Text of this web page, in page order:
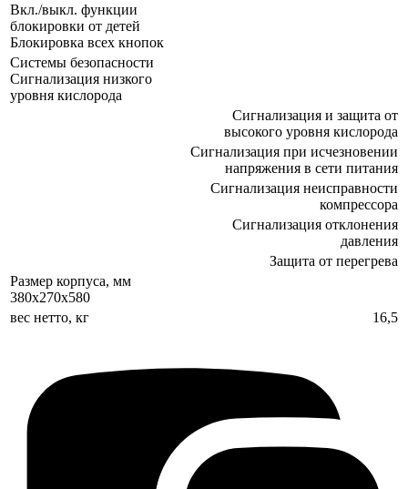
Вкл./выкл. функции
блокировки от детей
Блокировка всех кнопок
Системы безопасности
Сигнализация низкого
уровня кислорода
Сигнализация и защита от
высокого уровня кислорода
Сигнализация при исчезновении
напряжения в сети питания
Сигнализация неисправности
компрессора
Сигнализация отклонения
давления
Защита от перегрева
Размер корпуса, мм
380x270x580
вес нетто, кг
16,5